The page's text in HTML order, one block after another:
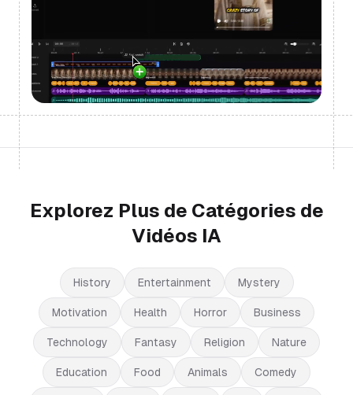
Explorez Plus de Catégories de
Vidéos IA
History Entertainment Mystery
Motivation Health Horror Business
Technology Fantasy Religion Nature
Education Food Animals Comedy